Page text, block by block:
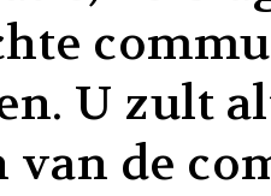
U zult
van de